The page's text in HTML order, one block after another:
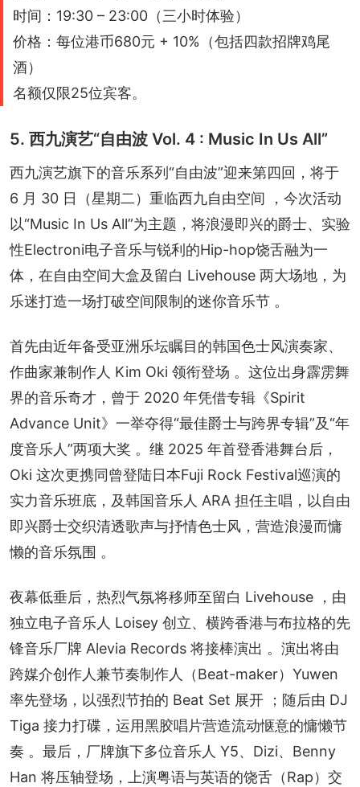
时间：19:30 – 23:00（三小时体验）
价格：每位港币680元 + 10%（包括四款招牌鸡尾
酒）
名额仅限25位宾客。
5. 西九演艺“自由波 Vol. 4 : Music In Us All”
西九演艺旗下的音乐系列“自由波”迎来第四回，将于
6 月 30 日（星期二）重临西九自由空间 ，今次活动
以“Music In Us All”为主题，将浪漫即兴的爵士、实验
性Electroni电子音乐与锐利的Hip-hop饶舌融为一
体，在自由空间大盒及留白 Livehouse 两大场地，为
乐迷打造一场打破空间限制的迷你音乐节 。
首先由近年备受亚洲乐坛瞩目的韩国色士风演奏家、
作曲家兼制作人 Kim Oki 领衔登场 。这位出身霹雳舞
界的音乐奇才，曾于 2020 年凭借专辑《Spirit
Advance Unit》一举夺得“最佳爵士与跨界专辑”及“年
度音乐人”两项大奖 。继 2025 年首登香港舞台后，
Oki 这次更携同曾登陆日本Fuji Rock Festival巡演的
实力音乐班底，及韩国音乐人 ARA 担任主唱，以自由
即兴爵士交织清透歌声与抒情色士风，营造浪漫而慵
懒的音乐氛围 。
夜幕低垂后，热烈气氛将移师至留白 Livehouse ，由
独立电子音乐人 Loisey 创立、横跨香港与布拉格的先
锋音乐厂牌 Alevia Records 将接棒演出 。演出将由
跨媒介创作人兼节奏制作人（Beat-maker）Yuwen
率先登场，以强烈节拍的 Beat Set 展开 ；随后由 DJ
Tiga 接力打碟，运用黑胶唱片营造流动惬意的慵懒节
奏 。最后，厂牌旗下多位音乐人 Y5、Dizi、Benny
Han 将压轴登场，上演粤语与英语的饶舌（Rap）交